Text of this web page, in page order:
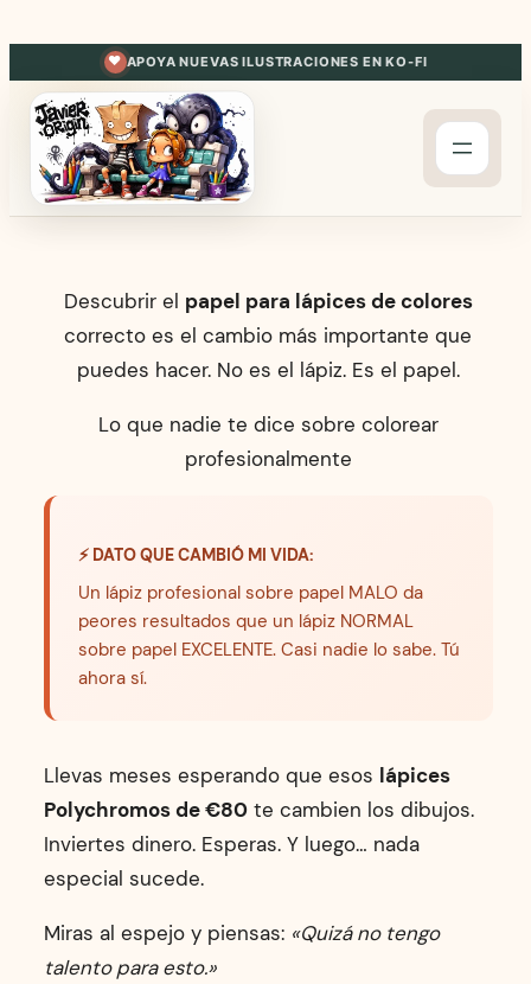
contenido
APOYA NUEVAS ILUSTRACIONES EN KO-FI
Descubrir el papel para lápices de colores
correcto es el cambio más importante que
puedes hacer. No es el lápiz. Es el papel.
Lo que nadie te dice sobre colorear
profesionalmente
⚡ DATO QUE CAMBIÓ MI VIDA:
Un lápiz profesional sobre papel MALO da
peores resultados que un lápiz NORMAL
sobre papel EXCELENTE. Casi nadie lo sabe. Tú
ahora sí.
Llevas meses esperando que esos lápices
Polychromos de €80te cambien los dibujos.
Inviertes dinero. Esperas. Y luego… nada
especial sucede.
Miras al espejo y piensas: «Quizá no tengo
talento para esto.»